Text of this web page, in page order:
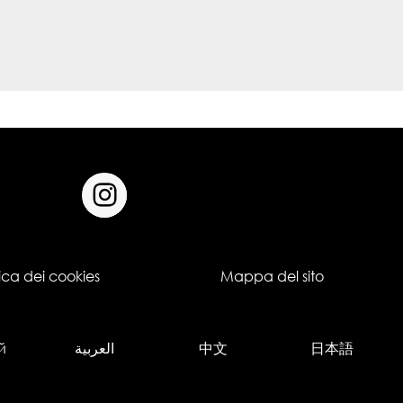
dei cookies Mappa del sito
العربية 中文 日本語